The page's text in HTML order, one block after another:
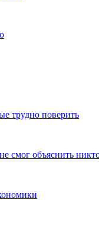
трудно поверить
смог объяснить